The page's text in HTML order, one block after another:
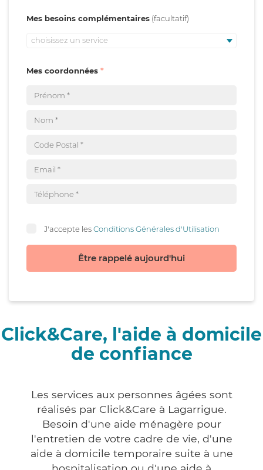
Mes besoins complémentaires
choisissez un service
Mes coordonnées
J'accepte lesConditions Générales d'Utilisation
Être rappelé aujourd'hui
Click&Care, l'aide à domicile
de confiance
Les services aux personnes âgées sont
réalisés par Click&Care à Lagarrigue.
Besoin d'une aide ménagère pour
l'entretien de votre cadre de vie, d'une
aide à domicile temporaire suite à une